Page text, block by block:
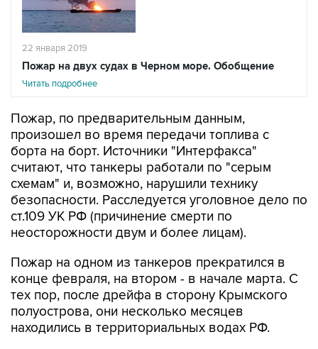
22 января 2019
Пожар на двух судах в Черном море. Обобщение
Читать подробнее
Пожар, по предварительным данным,
произошел во время передачи топлива с
борта на борт. Источники "Интерфакса"
считают, что танкеры работали по "серым
схемам" и, возможно, нарушили технику
безопасности. Расследуется уголовное дело по
ст.109 УК РФ (причинение смерти по
неосторожности двум и более лицам).
Пожар на одном из танкеров прекратился в
конце февраля, на втором - в начале марта. С
тех пор, после дрейфа в сторону Крымского
полуострова, они несколько месяцев
находились в территориальных водах РФ.